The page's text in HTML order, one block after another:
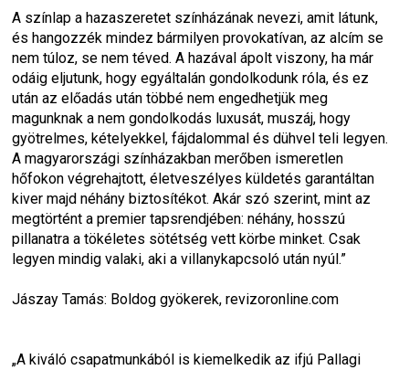
A színlap a hazaszeretet színházának nevezi, amit látunk,
és hangozzék mindez bármilyen provokatívan, az alcím se
nem túloz, se nem téved. A hazával ápolt viszony, ha már
odáig eljutunk, hogy egyáltalán gondolkodunk róla, és ez
után az előadás után többé nem engedhetjük meg
magunknak a nem gondolkodás luxusát, muszáj, hogy
gyötrelmes, kételyekkel, fájdalommal és dühvel teli legyen.
A magyarországi színházakban merőben ismeretlen
hőfokon végrehajtott, életveszélyes küldetés garantáltan
kiver majd néhány biztosítékot. Akár szó szerint, mint az
megtörtént a premier tapsrendjében: néhány, hosszú
pillanatra a tökéletes sötétség vett körbe minket. Csak
legyen mindig valaki, aki a villanykapcsoló után nyúl.”
Jászay Tamás: Boldog gyökerek, revizoronline.com
„A kiváló csapatmunkából is kiemelkedik az ifjú Pallagi